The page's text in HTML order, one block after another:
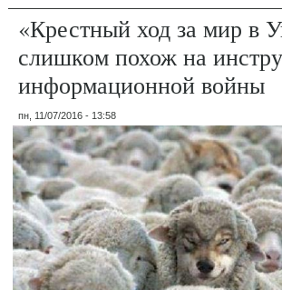
«Крестный ход за мир в
слишком похож на
информационной войны
пн, 11/07/2016 - 13:58